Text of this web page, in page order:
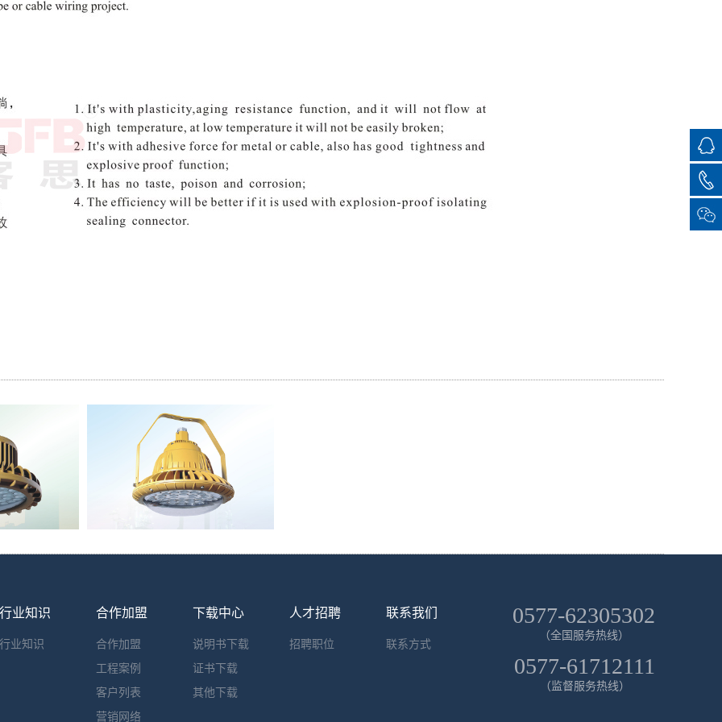
行业知识
行业知识
合作加盟
合作加盟
工程案例
客户列表
营销网络
下载中心
说明书下载
证书下载
其他下载
人才招聘
招聘职位
联系我们
联系方式
0577-62305302
（全国服务热线）
0577-61712111
（监督服务热线）